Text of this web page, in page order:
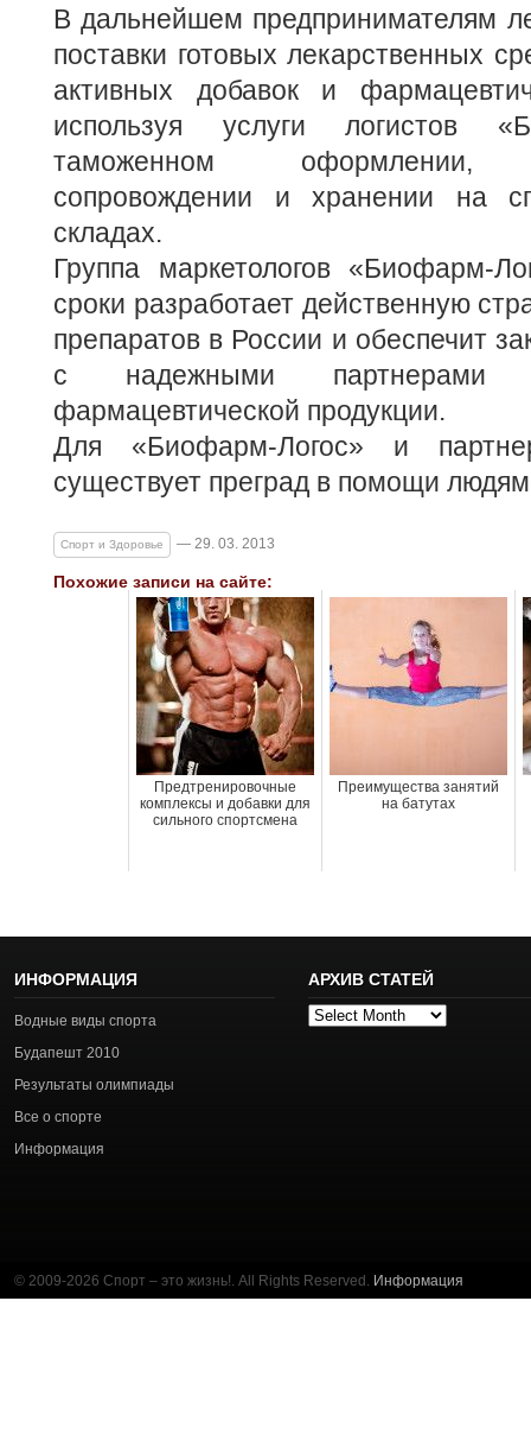
В дальнейшем предпринимателям
поставки готовых лекарственных
активных добавок и
используя услуги логистов
таможенном оформлении,
сопровождении и хранении на
складах.
Группа маркетологов «Биофарм-
сроки разработает действенную
препаратов в России и обеспечит
с надежными партнерами
фармацевтической продукции.
Для «Биофарм-Логос» и
существует преград в помощи
Спорт и Здоровье — 29. 03. 2013
Похожие записи на сайте:
Предтренировочные
комплексы и добавки для
сильного спортсмена
Преимущества занятий
на батутах
ИНФОРМАЦИЯ
Водные виды спорта
Будапешт 2010
Результаты олимпиады
Все о спорте
Информация
АРХИВ СТАТЕЙ
Архив
© 2009-2026 Спорт – это жизнь!. All Rights Reserved. Информация